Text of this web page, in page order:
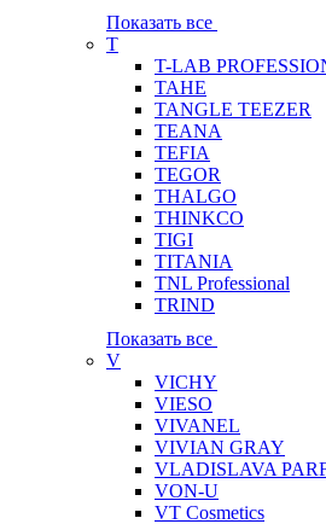
Показать все
T
T-LAB
TAHE
TANGLE TEEZER
TEANA
TEFIA
TEGOR
THALGO
THINKCO
TIGI
TITANIA
TNL Professional
TRIND
Показать все
V
VICHY
VIESO
VIVANEL
VIVIAN GRAY
VLADISLAVA
VON-U
VT Cosmetics